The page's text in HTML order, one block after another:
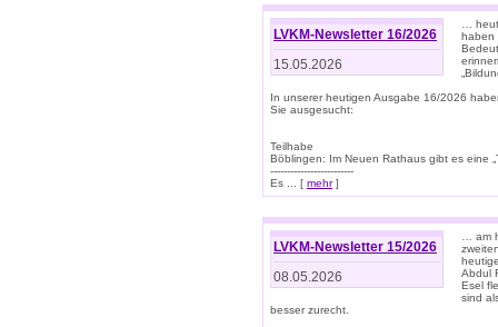
LVKM-Newsletter 16/2026
15.05.2026
…
haben
In unserer heutigen Ausgabe 16/2026
Sie ausgesucht:
Teilhabe
Böblingen: Im Neuen Rathaus gibt es eine
-------------------------
Es ... [ mehr]
LVKM-Newsletter 15/2026
08.05.2026
… am
Abdul
Esel
sind
besser zurecht.